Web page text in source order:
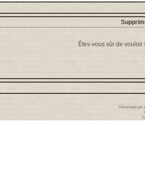
Êtes-vous sûr de
Développé par